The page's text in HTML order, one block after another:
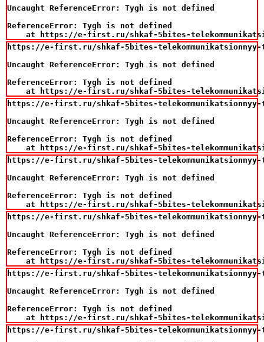
Uncaught ReferenceError: Tygh is not defined
ReferenceError: Tygh is not defined
at https://e-first.ru/shkaf-5bites-
https://e-first.ru/shkaf-5bites-telekommunikatsionnyy-
Uncaught ReferenceError: Tygh is not defined
ReferenceError: Tygh is not defined
at https://e-first.ru/shkaf-5bites-
https://e-first.ru/shkaf-5bites-telekommunikatsionnyy-
Uncaught ReferenceError: Tygh is not defined
ReferenceError: Tygh is not defined
at https://e-first.ru/shkaf-5bites-
https://e-first.ru/shkaf-5bites-telekommunikatsionnyy-
Uncaught ReferenceError: Tygh is not defined
ReferenceError: Tygh is not defined
at https://e-first.ru/shkaf-5bites-
https://e-first.ru/shkaf-5bites-telekommunikatsionnyy-
Uncaught ReferenceError: Tygh is not defined
ReferenceError: Tygh is not defined
at https://e-first.ru/shkaf-5bites-
https://e-first.ru/shkaf-5bites-telekommunikatsionnyy-
Uncaught ReferenceError: Tygh is not defined
ReferenceError: Tygh is not defined
at https://e-first.ru/shkaf-5bites-
https://e-first.ru/shkaf-5bites-telekommunikatsionnyy-